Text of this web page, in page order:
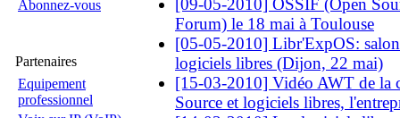
Abonnez-vous
Partenaires
Equipement
professionnel
[09-05-2010] OSSIF (Open
Forum) le 18 mai à Toulouse
[05-05-2010] Libr'ExpOS: salon
logiciels libres (Dijon, 22 mai)
[15-03-2010] Vidéo AWT de la
Source et logiciels libres,